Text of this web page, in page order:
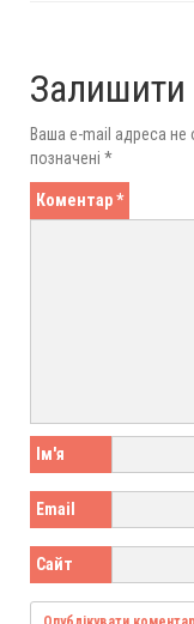
Залишити
Ваша e-mail адреса не
позначені *
Коментар*
Ім'я
Email
Сайт